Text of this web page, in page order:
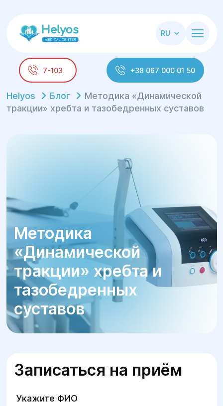
RU
7-103 +38 067 000 01 50
Helyos Блог
Методика «Динамической
тракции» хребта и тазобедренных суставов
Методика
«Динамической
тракции» хребта и
тазобедренных
суставов
Записаться на приём
Укажите ФИО